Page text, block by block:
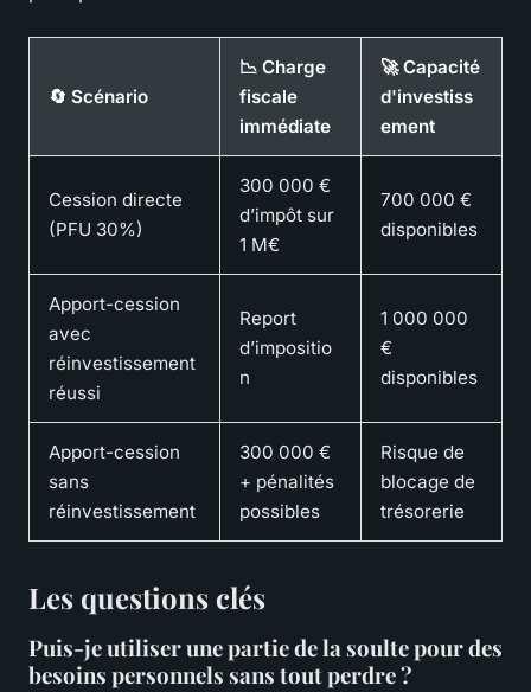
🔄 Scénario
📉 Charge
fiscale
immédiate
🚀 Capacité
d'investiss
ement
Cession directe
(PFU 30%)
300 000 €
d’impôt sur
1 M€
700 000 €
disponibles
Apport-cession
avec
réinvestissement
réussi
Report
d’impositio
n
1 000 000
€
disponibles
Apport-cession
sans
réinvestissement
300 000 €
+ pénalités
possibles
Risque de
blocage de
trésorerie
Les questions clés
Puis-je utiliser une partie de la soulte pour des
besoins personnels sans tout perdre ?